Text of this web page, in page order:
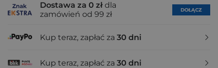
Dostawa za 0 zł dla
zamówień od 99 zł
DOŁĄCZ
Kup teraz, zapłać za 30 dni
Kup teraz, zapłać za 30 dni